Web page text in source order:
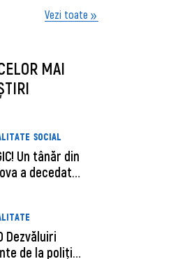
Vezi toate
MAI
SOCIAL
Un tânăr din
a decedat
Dezvăluiri
de la poliție,